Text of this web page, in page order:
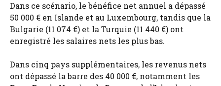
Dans ce scénario, le bénéfice net annuel a dépassé
50 000 € en Islande et au Luxembourg, tandis que la
Bulgarie (11 074 €) et la Turquie (11 440 €) ont
enregistré les salaires nets les plus bas.
Dans cinq pays supplémentaires, les revenus nets
ont dépassé la barre des 40 000 €, notamment les